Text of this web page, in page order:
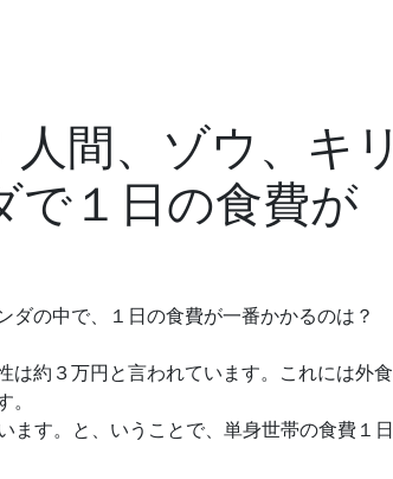
間、ゾウ、キリ
で１日の食費が
は約３万円と言われています。これには外食
ます。と、いうことで、単身世帯の食費１日